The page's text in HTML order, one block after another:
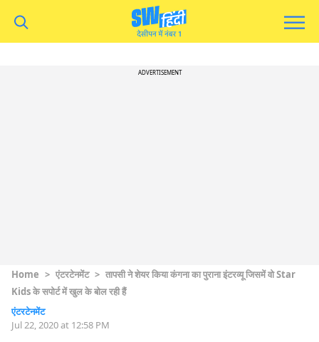
ADVERTISEMENT
Home > एंटरटेनमेंट > तापसी ने शेयर किया कंगना का पुराना इंटरव्यू जिसमें वो Star
Kids के सपोर्ट में खुल के बोल रही हैं
एंटरटेनमेंट
Jul 22, 2020 at 12:58 PM